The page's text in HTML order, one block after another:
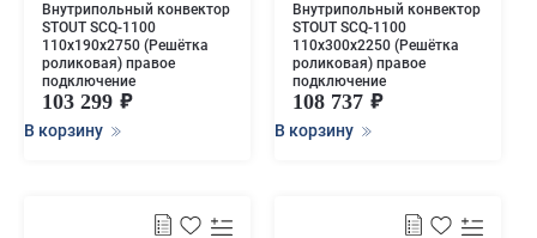
Внутрипольный конвектор
STOUT SCQ-1100
110х190х2750 (Решётка
роликовая) правое
подключение
103 299
В корзину
Внутрипольный конвектор
STOUT SCQ-1100
110х300х2250 (Решётка
роликовая) правое
подключение
108 737
В корзину